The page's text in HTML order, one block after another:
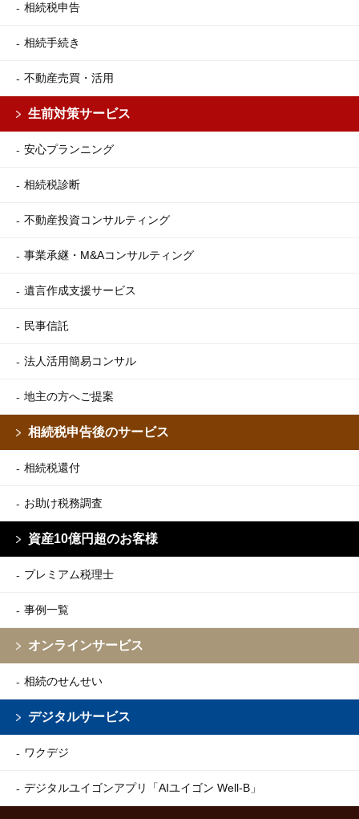
相続税申告
相続手続き
不動産売買・活用
生前対策サービス
安心プランニング
相続税診断
不動産投資コンサルティング
事業承継・M&Aコンサルティング
遺言作成支援サービス
民事信託
法人活用簡易コンサル
地主の方へご提案
相続税申告後のサービス
相続税還付
お助け税務調査
資産10億円超のお客様
プレミアム税理士
事例一覧
オンラインサービス
相続のせんせい
デジタルサービス
ワクデジ
デジタルユイゴンアプリ 「AIユイゴン Well-B」